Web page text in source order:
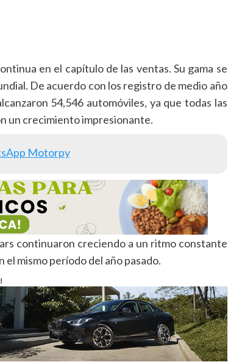
en el capítulo de las ventas. Su gama se
De acuerdo con los registro de medio año
54,546 automóviles, ya que todas las
un crecimiento impresionante.
Motorpy
continuaron creciendo a un ritmo constante
el mismo período del año pasado.